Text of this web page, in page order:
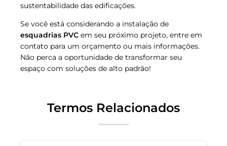
sustentabilidade das edificações.
Se você está considerando a instalação de
esquadrias PVC em seu próximo projeto, entre em
contato para um orçamento ou mais informações.
Não perca a oportunidade de transformar seu
espaço com soluções de alto padrão!
Termos Relacionados